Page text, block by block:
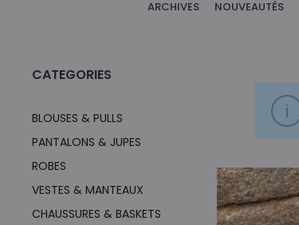
ARCHIVES NOUVEAUTÉS
CATEGORIES
BLOUSES & PULLS
PANTALONS & JUPES
ROBES
VESTES & MANTEAUX
CHAUSSURES & BASKETS